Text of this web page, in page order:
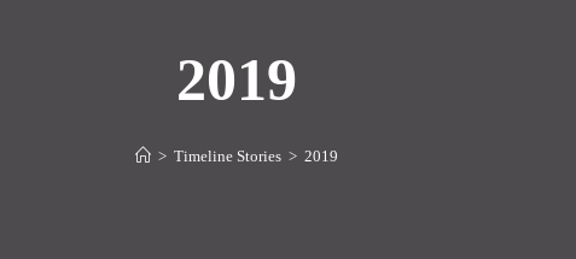
2019
> Timeline Stories > 2019